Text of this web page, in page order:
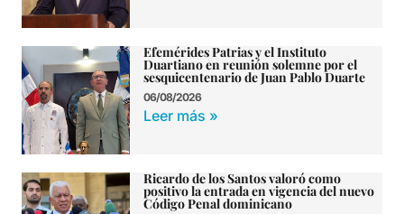
Efemérides Patrias y el Instituto
Duartiano en reunión solemne por el
sesquicentenario de Juan Pablo Duarte
06/08/2026
Leer más »
Ricardo de los Santos valoró como
positivo la entrada en vigencia del nuevo
Código Penal dominicano